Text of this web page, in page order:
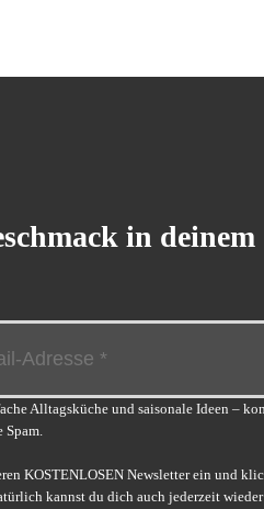
in deinem
Alltagsküche und saisonale Ideen –
Spam.
KOSTENLOSEN Newsletter ein und
kannst du dich auch jederzeit